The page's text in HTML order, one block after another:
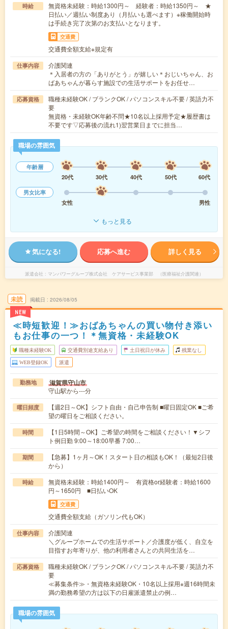
時給
無資格未経験：時給1300円～ 経験者：時給1350円～ ★
日払い／週払い制度あり（月払いも選べます）※稼働開始時
は手続き完了次第のお支払いとなります。
交通費
交通費全額支給※規定有
仕事内容
介護関連
＊入居者の方の「ありがとう」が嬉しい＊おじいちゃん、お
ばあちゃんが暮らす施設での生活サポートをお任せ…
応募資格
職種未経験OK / ブランクOK / パソコンスキル不要 / 英語力不
要
無資格・未経験OK年齢不問★10名以上採用予定★履歴書は
不要です▽応募後の流れ1)翌営業日までに担当…
職場の雰囲気
年齢層
20代
30代 40代 50代
60代
男女比率
女性
男性
もっと見る
気になる! 応募へ進む 詳しく見る
派遣会社 マンパワーグループ株式会社 ケアサービス事業部 （医療福祉介護関連）
未読
NEW
掲載日 2026/08/05
≪時短歓迎！≫おばあちゃんの買い物付き添い
もお仕事の一つ！＊無資格・未経験OK
職種未経験OK 交通費別途支給あり 土日祝日が休み 残業なし
WEB登録OK 派遣
勤務地 滋賀県守山市
守山駅から---分
曜日頻度
【週2日～OK】シフト自由・自己申告制 ■曜日固定OK ■ご希
望の曜日をご相談ください。
時間
【1日5時間～OK】ご希望の時間をご相談ください！▼シフ
ト例日勤 9:00～18:00早番 7:00…
期間
【急募】1ヶ月～OK！スタート日の相談もOK！（最短2日後
から）
時給
無資格未経験：時給1400円～ 有資格or経験者：時給1600
円～1650円 ■日払いOK
交通費
交通費全額支給（ガソリン代もOK）
仕事内容
介護関連
＼グループホームでの生活サポート／介護度が低く、自立を
目指すお年寄りが、他の利用者さんとの共同生活を…
応募資格
職種未経験OK / ブランクOK / パソコンスキル不要 / 英語力不
要
≪募集条件≫・無資格未経験OK・10名以上採用※週16時間未
満の勤務希望の方は以下の日雇派遣禁止の例…
職場の雰囲気